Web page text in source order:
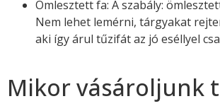
Ömlesztett fa: A szabály:
Nem lehet lemérni, tárgyakat
aki így árul tűzifát az jó eséllyel
Mikor vásároljunk